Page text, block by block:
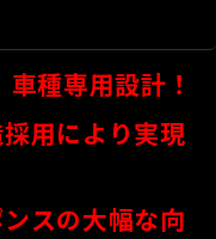
車種専用設計！
用により実現
スの大幅な向